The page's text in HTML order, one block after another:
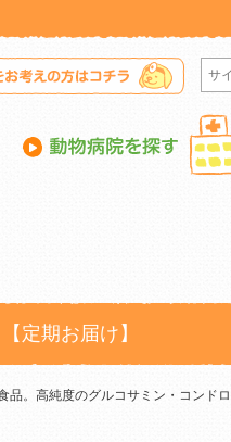
定期お届け】
品。高純度のグルコサミン・コンド